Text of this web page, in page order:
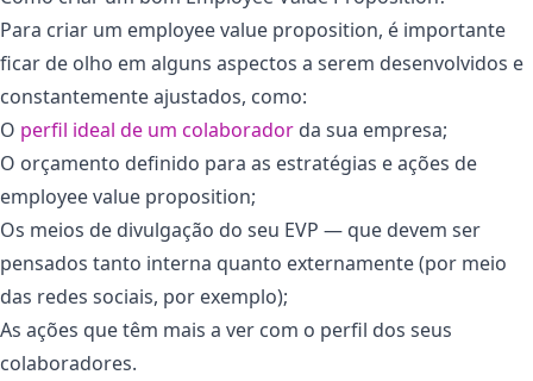
Para criar um employee value proposition, é importante
ficar de olho em alguns aspectos a serem desenvolvidos e
constantemente ajustados, como:
O perfil ideal de um colaborador da sua empresa;
O orçamento definido para as estratégias e ações de
employee value proposition;
Os meios de divulgação do seu EVP — que devem ser
pensados tanto interna quanto externamente (por meio
das redes sociais, por exemplo);
As ações que têm mais a ver com o perfil dos seus
colaboradores.